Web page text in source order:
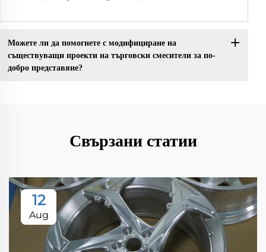
Можете ли да помогнете с модифициране на
съществуващи проекти на търговски смесители за по-
добро представяне?
Свързани статии
12
Aug